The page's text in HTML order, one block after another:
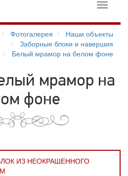
Toggle
Фотогалерея
Наши объекты
Заборные блоки и навершия
Белый мрамор на белом фоне
мрамор на
фоне
ИЗ НЕОКРАШЕННОГО